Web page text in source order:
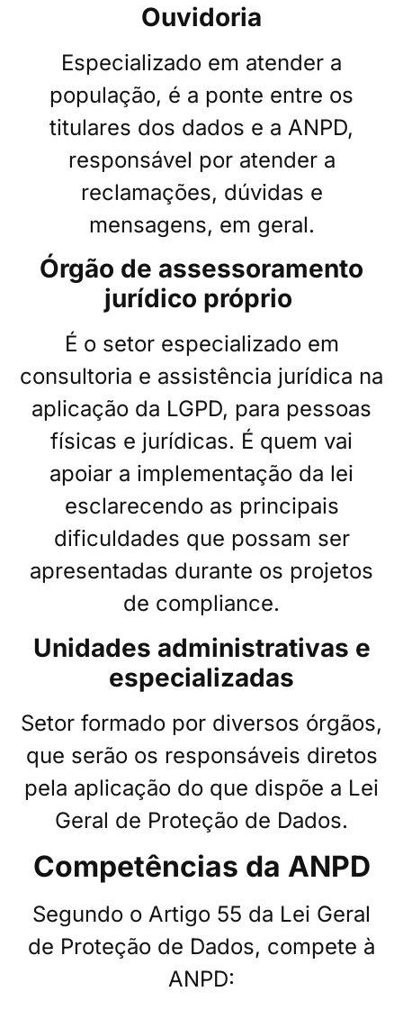
Ouvidoria
Especializado em atender a
população, é a ponte entre os
titulares dos dados e a ANPD,
responsável por atender a
reclamações, dúvidas e
mensagens, em geral.
Órgão de assessoramento
jurídico próprio
É o setor especializado em
consultoria e assistência jurídica na
aplicação da LGPD, para pessoas
físicas e jurídicas. É quem vai
apoiar a implementação da lei
esclarecendo as principais
dificuldades que possam ser
apresentadas durante os projetos
de compliance.
Unidades administrativas e
especializadas
Setor formado por diversos órgãos,
que serão os responsáveis diretos
pela aplicação do que dispõe a Lei
Geral de Proteção de Dados.
Competências da ANPD
Segundo o Artigo 55 da Lei Geral
de Proteção de Dados, compete à
ANPD: